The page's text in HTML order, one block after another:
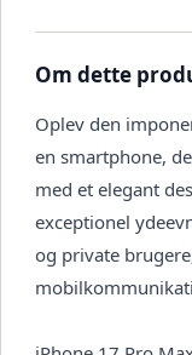
Om dette
Oplev den
en smartphone,
med et elegant
exceptionel
og private